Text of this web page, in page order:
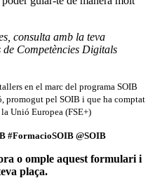
consulta amb la teva
Competències Digitals
en el marc del programa SOIB
promogut pel SOIB i que ha comptat
Unió Europea (FSE+)
#FormacioSOIB @SOIB
o omple aquest formulari i
plaça.